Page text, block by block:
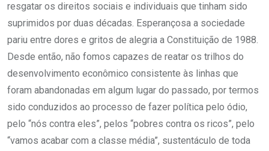
resgatar os direitos sociais e individuais que tinham sido
suprimidos por duas décadas. Esperançosa a sociedade
pariu entre dores e gritos de alegria a Constituição de 1988.
Desde então, não fomos capazes de reatar os trilhos do
desenvolvimento econômico consistente às linhas que
foram abandonadas em algum lugar do passado, por termos
sido conduzidos ao processo de fazer política pelo ódio,
pelo “nós contra eles”, pelos “pobres contra os ricos”, pelo
“vamos acabar com a classe média”, sustentáculo de toda